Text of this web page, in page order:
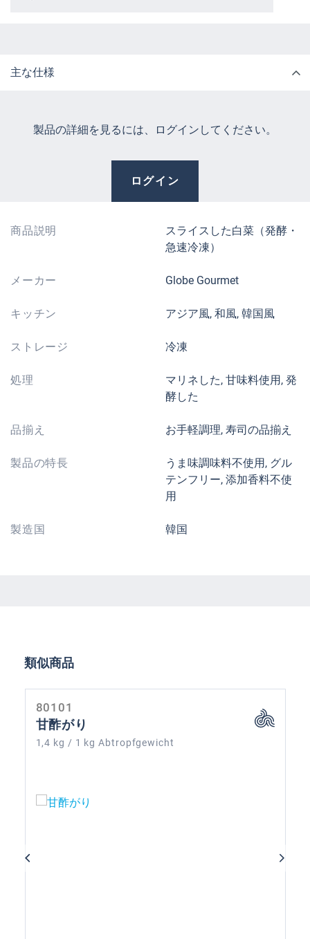
主な仕様
製品の詳細を見るには、ログインしてください。
ログイン
商品説明
スライスした白菜（発酵・
急速冷凍）
メーカー Globe Gourmet
キッチン アジア風, 和風, 韓国風
ストレージ 冷凍
処理
マリネした, 甘味料使用, 発
酵した
品揃え お手軽調理, 寿司の品揃え
製品の特長
うま味調味料不使用, グル
テンフリー, 添加香料不使
用
製造国 韓国
Skip product gallery
類似商品
80101
甘酢がり
1,4 kg / 1 kg Abtropfgewicht